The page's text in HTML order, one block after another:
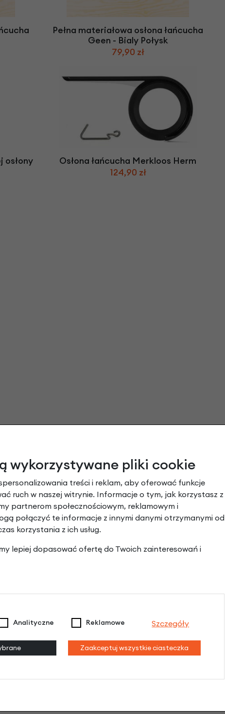
rowerowe
transportowe - akcesoria
akrętki i obejmy
Pełna materiałowa osłona łańcucha
Geen - Bialy Połysk
79,90 zł
osłony
Osłona łańcucha Merkloos Herm
124,90 zł
wykorzystywane pliki cookie
treści i reklam, aby oferować funkcje
ruch w naszej witrynie. Informacje o tym, jak korzystasz z
partnerom społecznościowym, reklamowym i
połączyć te informacje z innymi danymi otrzymanymi od
korzystania z ich usług.
lepiej dopasować ofertę do Twoich zainteresowań i
Analityczne Reklamowe Szczegóły
Zaakceptuj wszystkie ciasteczka